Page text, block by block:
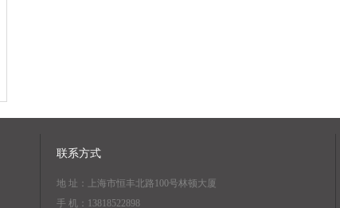
联系方式
地 址：上海市恒丰北路100号林顿大厦
手 机：13818522898